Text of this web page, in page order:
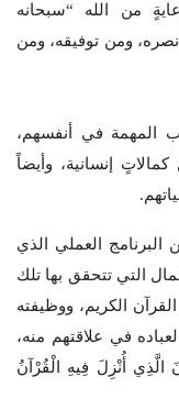
من الله “سبحانه
ومن توفيقه، ومن
المهمة في أنفسهم،
إنسانية، وأيضاً
البرنامج العملي الذي
التي تتحقق بها تلك
الكريم، ووظيفته
في علاقتهم منه،
أُنْزِلَ فِيهِ الْقُرْآنُ